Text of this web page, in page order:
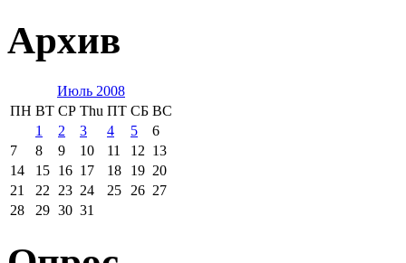
Архив
Июль 2008
ПН ВТ СР Thu ПТ СБ ВС
1
2 3 4 5
6
7
8 9 10 11 12 13
14
15 16 17 18 19 20
21
22 23 24 25 26 27
28
29 30 31